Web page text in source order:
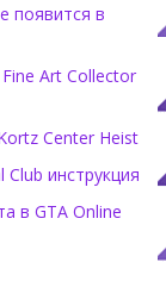
появится в
Art Collector
Center Heist
Club инструкция
в GTA Online